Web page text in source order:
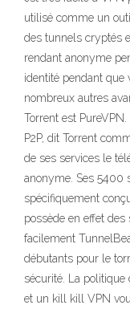
utilisé comme un
des tunnels cryptés
rendant anonyme
identité pendant que
nombreux autres
Torrent est
P2P, dit Torrent
de ses services le
anonyme. Ses 5400
spécifiquement
possède en effet
facilement
débutants pour le
sécurité. La
et un kill kill VPN